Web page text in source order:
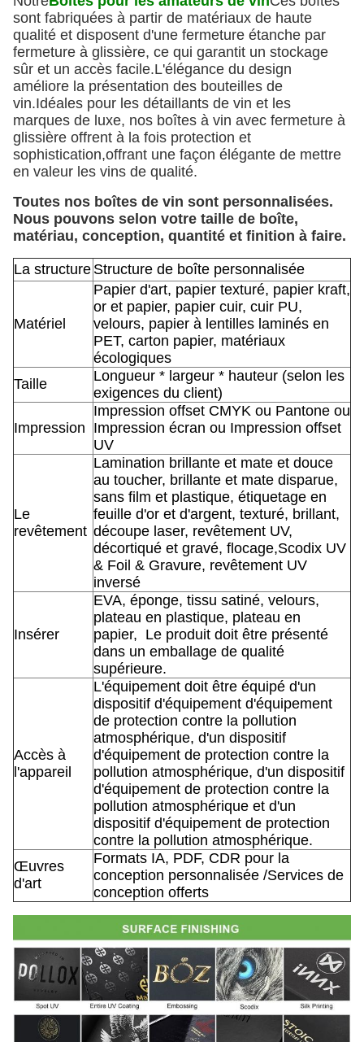
sont fabriquées à partir de matériaux de haute
qualité et disposent d'une fermeture étanche par
fermeture à glissière, ce qui garantit un stockage
sûr et un accès facile.L'élégance du design
améliore la présentation des bouteilles de
vin.Idéales pour les détaillants de vin et les
marques de luxe, nos boîtes à vin avec fermeture à
glissière offrent à la fois protection et
sophistication,offrant une façon élégante de mettre
en valeur les vins de qualité.
Toutes nos boîtes de vin sont personnalisées.
Nous pouvons selon votre taille de boîte,
matériau, conception, quantité et finition à faire.
La structure Structure de boîte personnalisée
Matériel
Papier d'art, papier texturé, papier kraft,
or et papier, papier cuir, cuir PU,
velours, papier à lentilles laminés en
PET, carton papier, matériaux
écologiques
Taille
Longueur * largeur * hauteur (selon les
exigences du client)
Impression
Impression offset CMYK ou Pantone ou
Impression écran ou Impression offset
UV
Le
revêtement
Lamination brillante et mate et douce
au toucher, brillante et mate disparue,
sans film et plastique, étiquetage en
feuille d'or et d'argent, texturé, brillant,
découpe laser, revêtement UV,
décortiqué et gravé, flocage,Scodix UV
& Foil & Gravure, revêtement UV
inversé
Insérer
EVA, éponge, tissu satiné, velours,
plateau en plastique, plateau en
papier, Le produit doit être présenté
dans un emballage de qualité
supérieure.
Accès à
l'appareil
L'équipement doit être équipé d'un
dispositif d'équipement d'équipement
de protection contre la pollution
atmosphérique, d'un dispositif
d'équipement de protection contre la
pollution atmosphérique, d'un dispositif
d'équipement de protection contre la
pollution atmosphérique et d'un
dispositif d'équipement de protection
contre la pollution atmosphérique.
Œuvres
d'art
Formats IA, PDF, CDR pour la
conception personnalisée /Services de
conception offerts